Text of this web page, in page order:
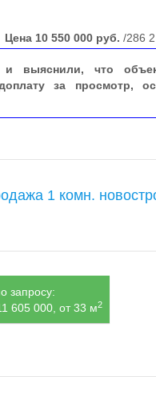
Цена 10 550 000 руб. /286
выяснили, что
за просмотр,
1 комн.
запросу:
605 000, от 33 м2